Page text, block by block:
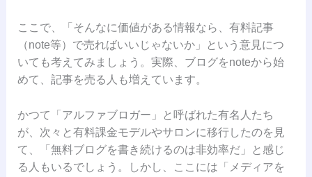
ここで、「そんなに価値がある情報なら、有料記事
（note等）で売ればいいじゃないか」という意見につ
いても考えてみましょう。実際、ブログをnoteから始
めて、記事を売る人も増えています。
かつて「アルファブロガー」と呼ばれた有名人たち
が、次々と有料課金モデルやサロンに移行したのを見
て、「無料ブログを書き続けるのは非効率だ」と感じ
る人もいるでしょう。しかし、ここには「メディアを